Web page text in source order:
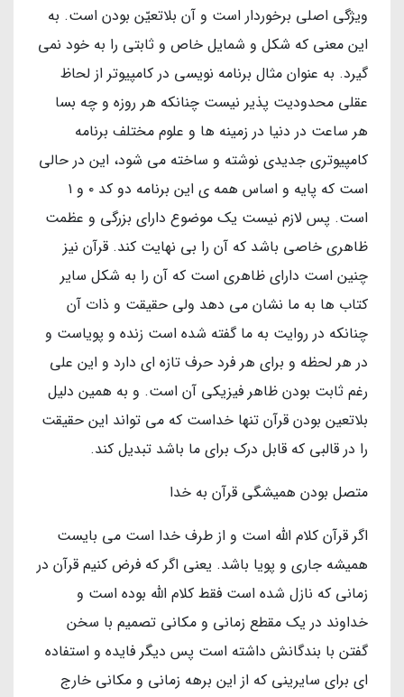
ویژگی اصلی برخوردار است و آن بلاتعیّن بودن است. به
این معنی که شکل و شمایل خاص و ثابتی را به خود نمی
گیرد. به عنوان مثال برنامه نویسی در کامپیوتر از لحاظ
عقلی محدودیت پذیر نیست چنانکه هر روزه و چه بسا
هر ساعت در دنیا در زمینه ها و علوم مختلف برنامه
کامپیوتری جدیدی نوشته و ساخته می شود، این در حالی
است که پایه و اساس همه ی این برنامه دو کد ۰ و ۱
است. پس لازم نیست یک موضوع دارای بزرگی و عظمت
ظاهری خاصی باشد که آن را بی نهایت کند. قرآن نیز
چنین است دارای ظاهری است که آن را به شکل سایر
کتاب ها به ما نشان می دهد ولی حقیقت و ذات آن
چنانکه در روایت به ما گفته شده است زنده و پویاست و
در هر لحظه و برای هر فرد حرف تازه ای دارد و این علی
رغم ثابت بودن ظاهر فیزیکی آن است. و به همین دلیل
بلاتعین بودن قرآن تنها خداست که می تواند این حقیقت
را در قالبی که قابل درک برای ما باشد تبدیل کند.
متصل بودن همیشگی قرآن به خدا
اگر قرآن کلام الله است و از طرف خدا است می بایست
همیشه جاری و پویا باشد. یعنی اگر که فرض کنیم قرآن در
زمانی که نازل شده است فقط کلام الله بوده است و
خداوند در یک مقطع زمانی و مکانی تصمیم با سخن
گفتن با بندگانش داشته است پس دیگر فایده و استفاده
ای برای سایرینی که از این برهه زمانی و مکانی خارج